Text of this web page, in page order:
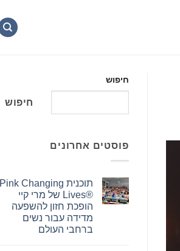
חיפוש
חיפוש
פוסטים אחרונים
תוכנית Pink Changing
Lives®‎ של מרי קיי
הופכת חזון להשפעה
מדידה עבור נשים
ברחבי העולם